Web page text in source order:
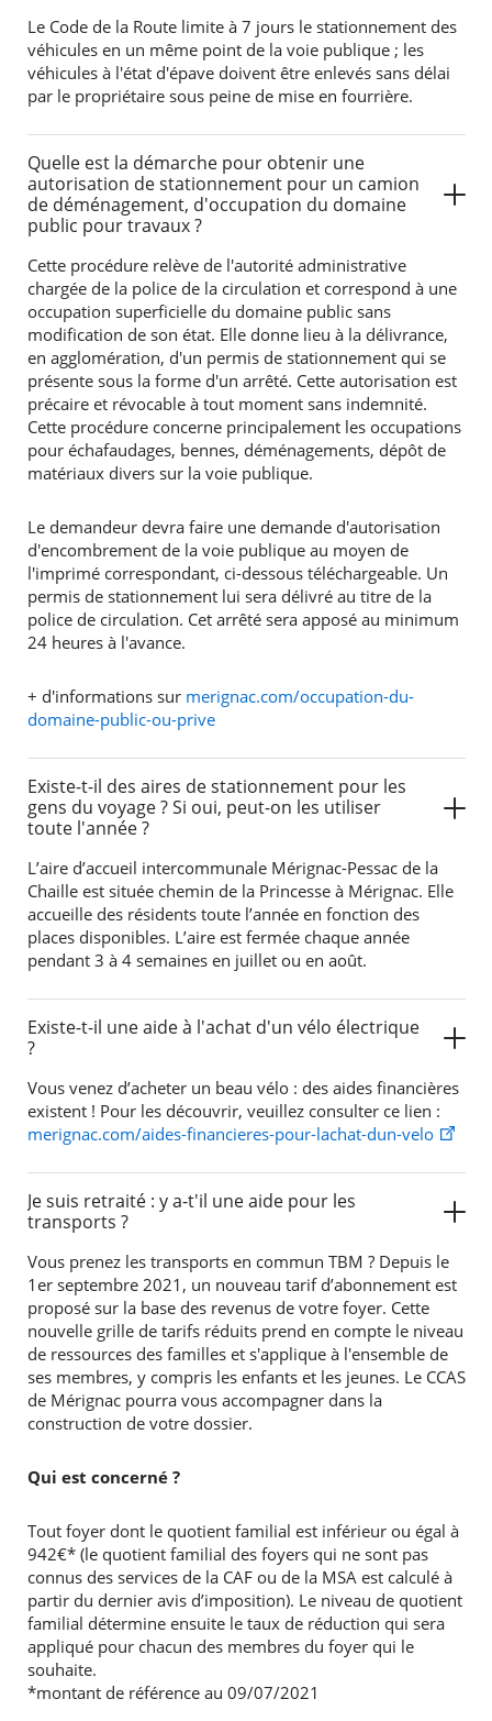
Le Code de la Route limite à 7 jours le stationnement des
véhicules en un même point de la voie publique ; les
véhicules à l'état d'épave doivent être enlevés sans délai
par le propriétaire sous peine de mise en fourrière.
Quelle est la démarche pour obtenir une
autorisation de stationnement pour un camion
de déménagement, d'occupation du domaine
public pour travaux ?
Cette procédure relève de l'autorité administrative
chargée de la police de la circulation et correspond à une
occupation superficielle du domaine public sans
modification de son état. Elle donne lieu à la délivrance,
en agglomération, d'un permis de stationnement qui se
présente sous la forme d'un arrêté. Cette autorisation est
précaire et révocable à tout moment sans indemnité.
Cette procédure concerne principalement les occupations
pour échafaudages, bennes, déménagements, dépôt de
matériaux divers sur la voie publique.
Le demandeur devra faire une demande d'autorisation
d'encombrement de la voie publique au moyen de
l'imprimé correspondant, ci-dessous téléchargeable. Un
permis de stationnement lui sera délivré au titre de la
police de circulation. Cet arrêté sera apposé au minimum
24 heures à l'avance.
+ d'informations sur merignac.com/occupation-du-
domaine-public-ou-prive
Existe-t-il des aires de stationnement pour les
gens du voyage ? Si oui, peut-on les utiliser
toute l'année ?
L’aire d’accueil intercommunale Mérignac-Pessac de la
Chaille est située chemin de la Princesse à Mérignac. Elle
accueille des résidents toute l’année en fonction des
places disponibles. L’aire est fermée chaque année
pendant 3 à 4 semaines en juillet ou en août.
Existe-t-il une aide à l'achat d'un vélo électrique
?
Vous venez d’acheter un beau vélo : des aides financières
existent ! Pour les découvrir, veuillez consulter ce lien :
merignac.com/aides-financieres-pour-lachat-dun-velo
Je suis retraité : y a-t'il une aide pour les
transports ?
Vous prenez les transports en commun TBM ? Depuis le
1er septembre 2021, un nouveau tarif d’abonnement est
proposé sur la base des revenus de votre foyer. Cette
nouvelle grille de tarifs réduits prend en compte le niveau
de ressources des familles et s'applique à l'ensemble de
ses membres, y compris les enfants et les jeunes. Le CCAS
de Mérignac pourra vous accompagner dans la
construction de votre dossier.
Qui est concerné ?
Tout foyer dont le quotient familial est inférieur ou égal à
942€* (le quotient familial des foyers qui ne sont pas
connus des services de la CAF ou de la MSA est calculé à
partir du dernier avis d’imposition). Le niveau de quotient
familial détermine ensuite le taux de réduction qui sera
appliqué pour chacun des membres du foyer qui le
souhaite.
*montant de référence au 09/07/2021